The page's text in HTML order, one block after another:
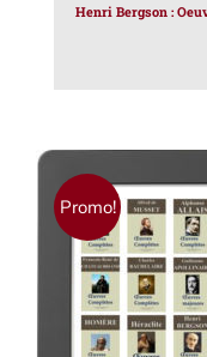
Henri Bergson :
Promo!